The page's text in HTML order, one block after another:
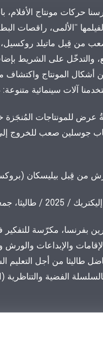
من قِبل ماتيلد روكسيل،
والتدخّل على الشريط
أشكال المونتاج
آلات سينمائية متنوعة:
للمونتاجات المُنجَزة
من قِبل بيليسكان
جوسلين صعب، براكاج
بفرنسا، مكرّسة
والإبداعات
طاليثا من أجل التعليم
الفضية والتناظرية